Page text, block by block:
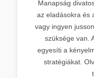
Manapság
az eladásokra és
vagy ingyen
szüksége van.
egyesíti a
stratégiákat.